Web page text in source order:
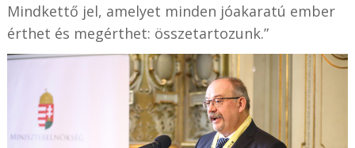
Mindkettő jel, amelyet minden jóakaratú ember
érthet és megérthet: összetartozunk.”